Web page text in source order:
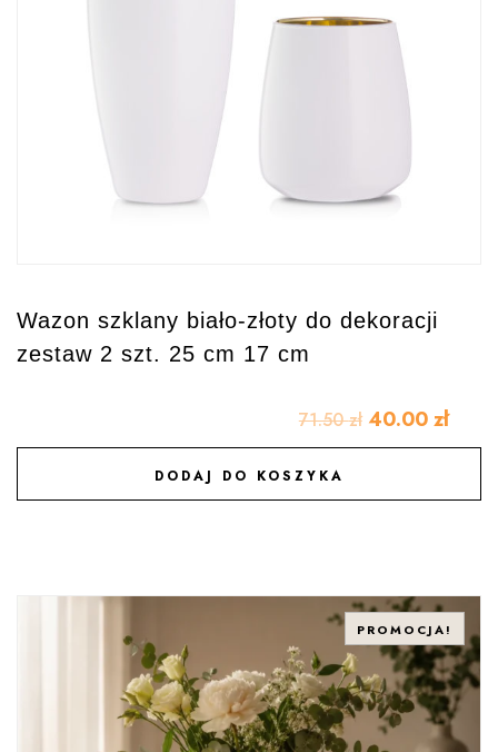
Wazon szklany biało-złoty do dekoracji
zestaw 2 szt. 25 cm 17 cm
71.50zł 40.00 zł
DODAJ DO KOSZYKA
DODAJ DO ULUBIONYCH
PROMOCJA!